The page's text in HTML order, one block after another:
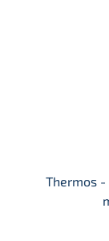
Thermos -